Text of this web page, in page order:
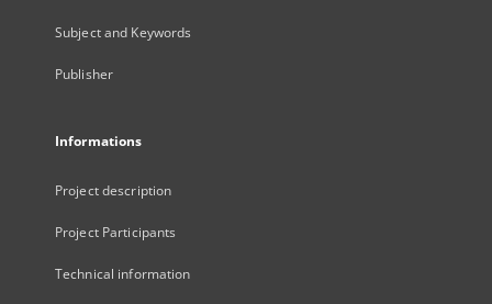
Subject and Keywords
Publisher
Informations
Project description
Project Participants
Technical information